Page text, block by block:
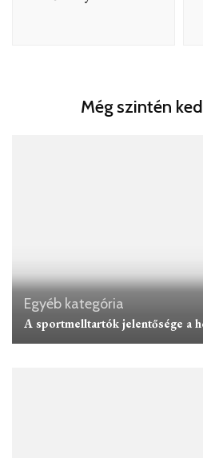
Még szintén
Egyéb kategória
A sportmelltartók jelentősége a